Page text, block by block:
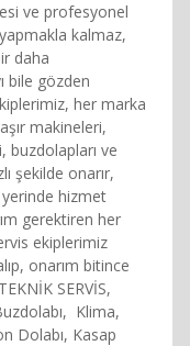
ve profesyonel
kalmaz,
daha
bile gözden
her marka
makineleri,
buzdolapları ve
şekilde onarır,
hizmet
gerektiren her
ekiplerimiz
onarım bitince
SERVİS,
Klima,
Dolabı, Kasap